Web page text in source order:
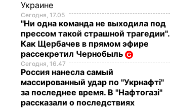
Украине
Сегодня, 17.05
"Ни одна команда не выходила под
прессом такой страшной трагедии".
Как Щербачев в прямом эфире
рассекретил Чернобыль
Сегодня, 16.47
Россия нанесла самый
массированный удар по "Укрнафті"
за последнее время. В "Нафтогазі"
рассказали о последствиях